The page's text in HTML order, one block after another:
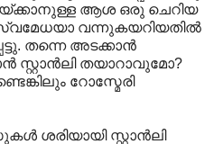
ആശ ഒരു ചെറിയ
വന്നുകയറിയതിൽ
തന്നെ അടക്കാൻ
സ്റ്റാൻലി തയാറാവുമോ?
റോസ്മേരി
ശരിയായി സ്റ്റാൻലി